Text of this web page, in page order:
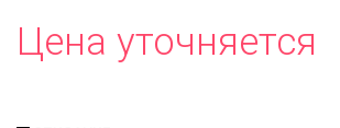
Цена уточняется